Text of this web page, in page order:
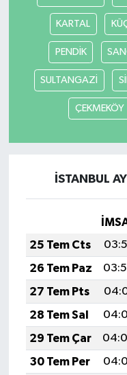
KARTAL
PENDİK
SULTANGAZİ
ÇEKMEKÖY
İSTANBUL
25 Tem Cts
26 Tem Paz
27 Tem Pts
28 Tem Sal
29 Tem Çar
30 Tem Per
BİLİMNET
Yemek
SİVİL TOPLUM
KİM KİMDİR
KİTAP
OTOMOBİL
MİZAH